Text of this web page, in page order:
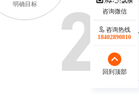
明确目标
2 制定设
构思方案
选择方案
咨询热线
17723342546
回到顶部
咨询热线
18402890810
回到顶部